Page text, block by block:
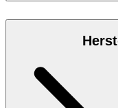
Extraflauschige
stückgefärbt,